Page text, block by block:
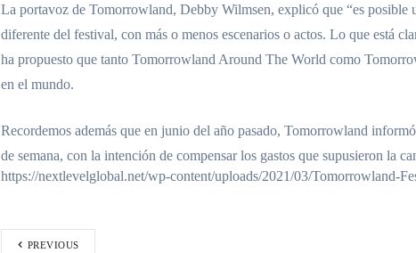
La portavoz de Tomorrowland, Debby Wilmsen, explicó que “es posible
diferente del festival, con más o menos escenarios o actos. Lo que está
ha propuesto que tanto Tomorrowland Around The World como
en el mundo.
Recordemos además que en junio del año pasado, Tomorrowland
de semana, con la intención de compensar los gastos que supusieron la
https://nextlevelglobal.net/wp-content/uploads/2021/03/Tomorrowland-
PREVIOUS